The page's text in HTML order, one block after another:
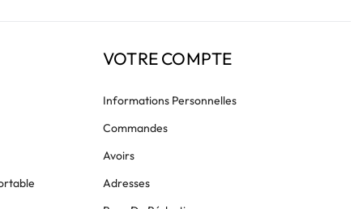
VOTRE COMPTE
Informations Personnelles
Commandes
Avoirs
Adresses